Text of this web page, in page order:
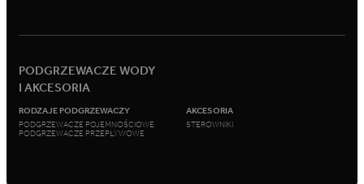
PODGRZEWACZE WODY
I AKCESORIA
RODZAJE PODGRZEWACZY
PODGRZEWACZE POJEMNOŚCIOWE
PODGRZEWACZE PRZEPŁYWOWE
AKCESORIA
STEROWNIKI